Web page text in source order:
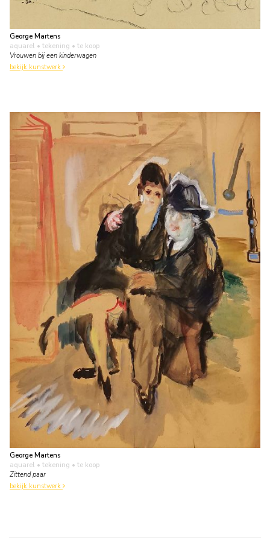
George Martens
aquarel • tekening • te koop
Vrouwen bij een kinderwagen
bekijk kunstwerk
George Martens
aquarel • tekening • te koop
Zittend paar
bekijk kunstwerk